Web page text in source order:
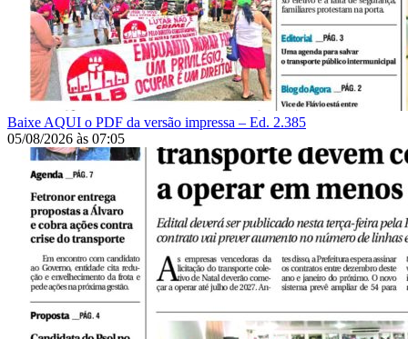
Baixe AQUI o PDF da versão impressa – Ed. 2.385
05/08/2026 às 07:05